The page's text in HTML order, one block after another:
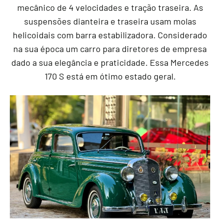
mecânico de 4 velocidades e tração traseira. As
suspensões dianteira e traseira usam molas
helicoidais com barra estabilizadora. Considerado
na sua época um carro para diretores de empresa
dado a sua elegância e praticidade. Essa Mercedes
170 S está em ótimo estado geral.